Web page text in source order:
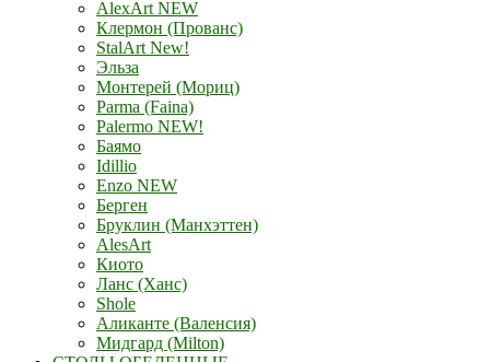
AlexArt NEW
Клермон (Прованс)
StalArt New!
Эльза
Монтерей (Мориц)
Parma (Faina)
Palermo NEW!
Баямо
Idillio
Enzo NEW
Берген
Бруклин (Манхэттен)
AlesArt
Киото
Ланс (Ханс)
Shole
Аликанте (Валенсия)
Мидгард (Milton)